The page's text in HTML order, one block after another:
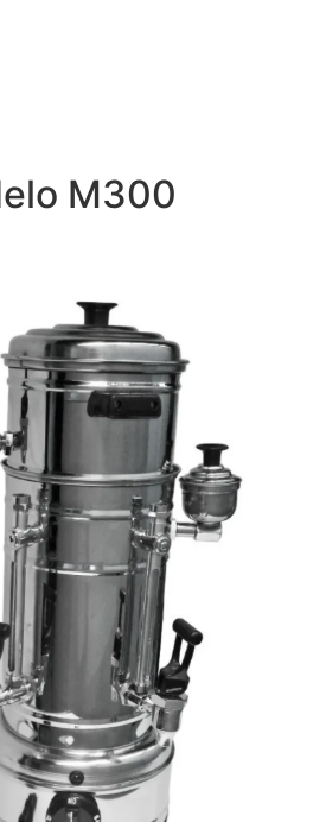
M300